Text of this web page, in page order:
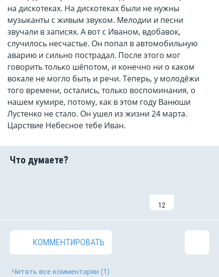
на дискотеках. На дискотеках были не нужны
музыканты с живым звуком. Мелодии и песни
звучали в записях. А вот с Иваном, вдобавок,
случилось несчастье. Он попал в автомобильную
аварию и сильно пострадал. После этого мог
говорить только шёпотом, и конечно ни о каком
вокале не могло быть и речи. Теперь, у молодёжи
того времени, остались, только воспоминания, о
нашем кумире, потому, как в этом году Ванюши
Лустенко не стало. Он ушел из жизни 24 марта.
Царствие Небесное тебе Иван.
12
КОММЕНТИРОВАТЬ
Читать все комментарии (1)